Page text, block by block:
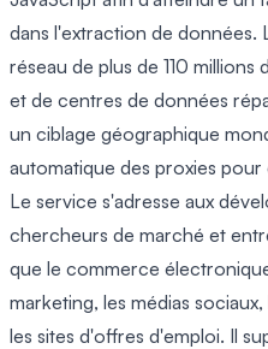
dans l'extraction de données.
réseau de plus de 110
et de centres de données
un ciblage géographique
automatique des proxies
Le service s'adresse aux
chercheurs de marché et
que le commerce
marketing, les médias
les sites d'offres d'emploi. Il